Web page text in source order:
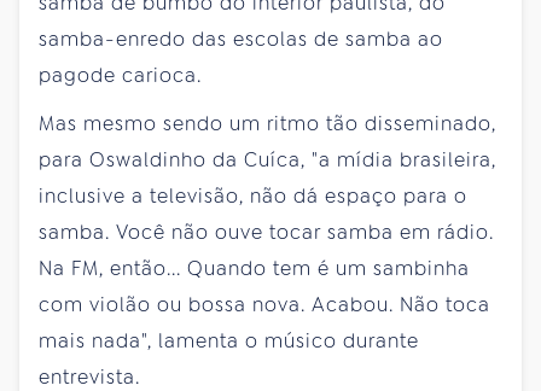
samba-enredo das escolas de samba ao
pagode carioca.
Mas mesmo sendo um ritmo tão disseminado,
para Oswaldinho da Cuíca, "a mídia brasileira,
inclusive a televisão, não dá espaço para o
samba. Você não ouve tocar samba em rádio.
Na FM, então... Quando tem é um sambinha
com violão ou bossa nova. Acabou. Não toca
mais nada", lamenta o músico durante
entrevista.